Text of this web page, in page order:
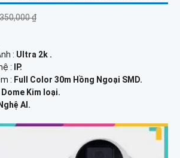
₫
: Ultra 2k .
:
IP.
: Full Color 30m Hồng Ngoại SMD.
Dome Kim loại.
AI.